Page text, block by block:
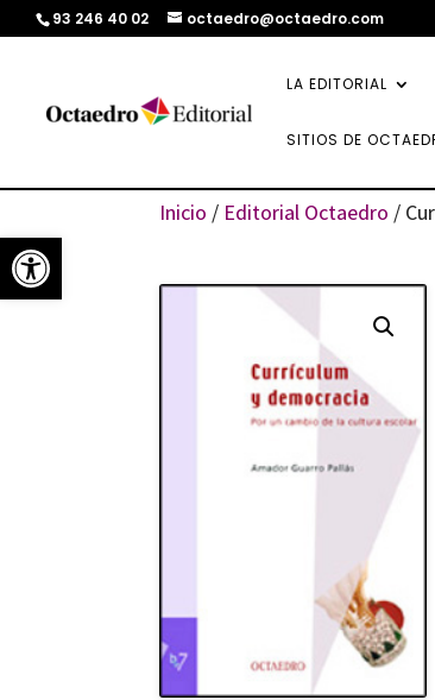
Abrir barra de herramientas
93 246 40 02 octaedro@octaedro.com
LA EDITORIAL
SITIOS DE
Inicio / Editorial Octaedro /